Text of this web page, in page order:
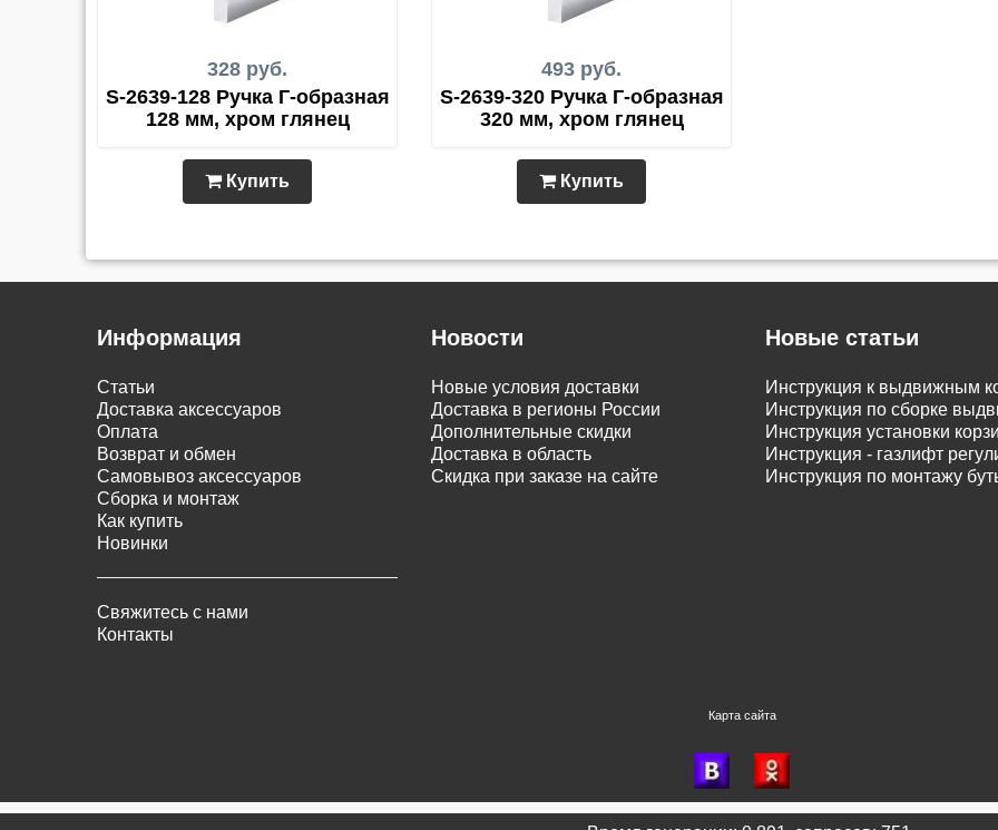
328 руб.
S-2639-128 Ручка Г-образная
128 мм, хром глянец
Купить
493 руб.
S-2639-320 Ручка Г-образная
320 мм, хром глянец
Купить
Информация
Статьи
Доставка аксессуаров
Оплата
Возврат и обмен
Самовывоз аксессуаров
Сборка и монтаж
Как купить
Новинки
Свяжитесь с нами
Контакты
Новости
Новые условия доставки
Доставка в регионы России
Дополнительные скидки
Доставка в область
Скидка при заказе на сайте
Новые статьи
Инструкция к выдвижным
Инструкция по сборке
Инструкция установки
Инструкция - газлифт
Инструкция по монтажу
Карта сайта